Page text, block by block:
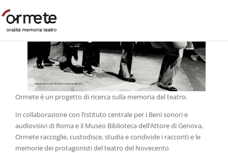
Ormete è un progetto di ricerca sulla memoria del teatro.
In collaborazione con l’Istituto centrale per i Beni sonori e
audiovisivi di Roma e il Museo Biblioteca dell’Attore di Genova,
Ormete raccoglie, custodisce, studia e condivide i racconti e le
memorie dei protagonisti del teatro del Novecento